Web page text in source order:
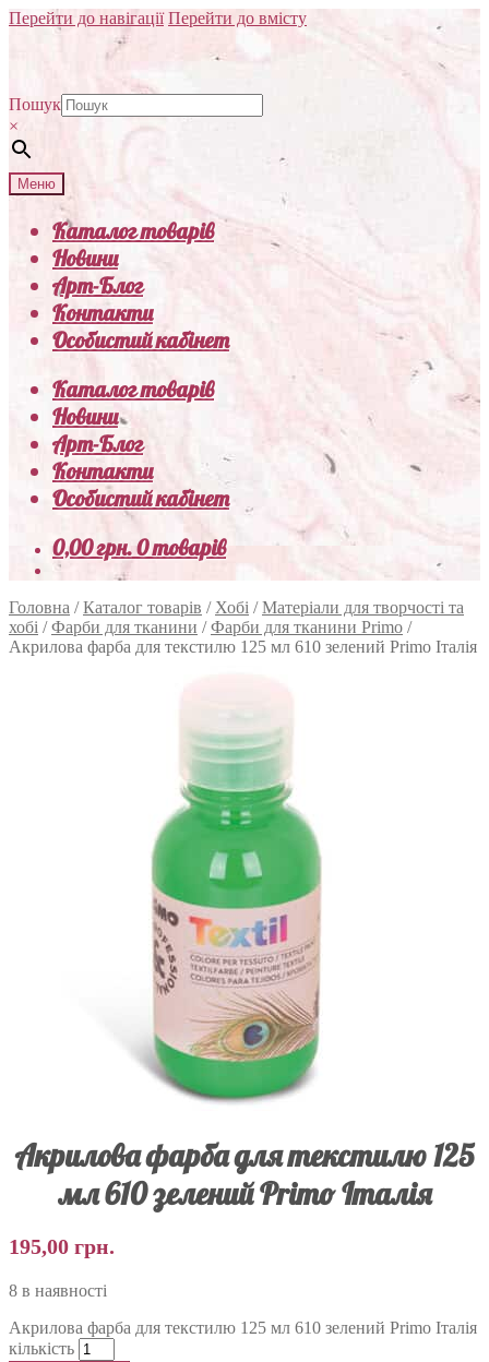
Перейти до навігації Перейти до вмісту
Пошук
×
Меню
Каталог товарів
Новини
Арт-Блог
Контакти
Особистий кабінет
Каталог товарів
Новини
Арт-Блог
Контакти
Особистий кабінет
0,00грн.0 товарів
Головна /Каталог товарів / Хобі /Матеріали для творчості та
хобі /Фарби для тканини /Фарби для тканини Primo /
Акрилова фарба для текстилю 125 мл 610 зелений Primo Італія
Акрилова фарба для текстилю 125
мл 610 зелений Primo Італія
195,00 грн.
8 в наявності
Акрилова фарба для текстилю 125 мл 610 зелений Primo Італія
кількість